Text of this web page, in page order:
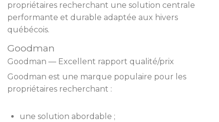
propriétaires recherchant une solution centrale
performante et durable adaptée aux hivers
québécois.
Goodman
Goodman — Excellent rapport qualité/prix
Goodman est une marque populaire pour les
propriétaires recherchant :
une solution abordable ;